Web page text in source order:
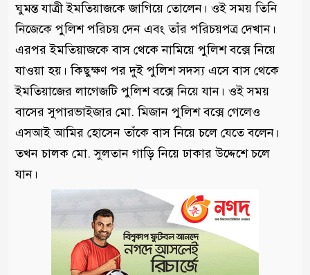
ঘুমন্ত যাত্রী ইমতিয়াজকে জাগিয়ে তোলেন। ওই সময় তিনি
নিজেকে পুলিশ পরিচয় দেন এবং তাঁর পরিচয়পত্র দেখান।
এরপর ইমতিয়াজকে বাস থেকে নামিয়ে পুলিশ বক্সে নিয়ে
যাওয়া হয়। কিছুক্ষণ পর দুই পুলিশ সদস্য এসে বাস থেকে
ইমতিয়াজের লাগেজটি পুলিশ বক্সে নিয়ে যান। ওই সময়
বাসের সুপারভাইজার মো. মিজান পুলিশ বক্সে গেলেও
এসআই আমির হোসেন তাঁকে বাস নিয়ে চলে যেতে বলেন।
তখন চালক মো. সুলতান গাড়ি নিয়ে ঢাকার উদ্দেশে চলে
যান।